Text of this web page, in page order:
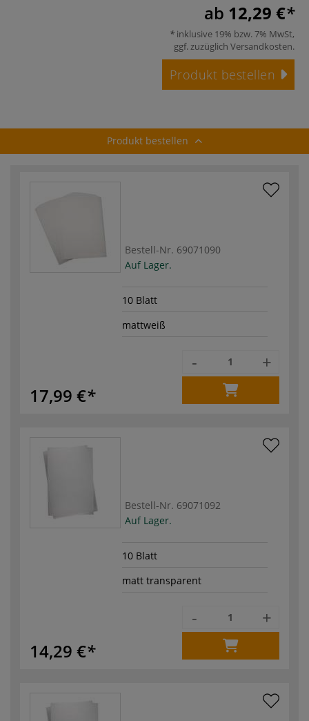
ab 12,29 €
inklusive 19% bzw. 7% MwSt,
ggf. zuzüglich Versandkosten.
Produkt bestellen
Produkt bestellen
Bestell-Nr. 69071090
Auf Lager.
10 Blatt
mattweiß
17,99 €
- +
Bestell-Nr. 69071092
Auf Lager.
10 Blatt
matt transparent
14,29 €
- +